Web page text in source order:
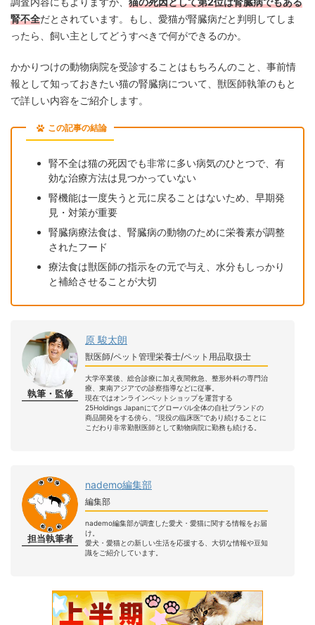
腎不全だとされています。もし、愛猫が腎臓病だと判明してしま
ったら、飼い主としてどうすべきで何ができるのか。
かかりつけの動物病院を受診することはもちろんのこと、事前情
報として知っておきたい猫の腎臓病について、獣医師執筆のもと
で詳しい内容をご紹介します。
この記事の結論
腎不全は猫の死因でも非常に多い病気のひとつで、有
効な治療方法は見つかっていない
腎機能は一度失うと元に戻ることはないため、早期発
見・対策が重要
腎臓病療法食は、腎臓病の動物のために栄養素が調整
されたフード
療法食は獣医師の指示をの元で与え、水分もしっかり
と補給させることが大切
執筆・監修
原 駿太朗
獣医師/ペット管理栄養士/ペット用品取扱士
大学卒業後、総合診療に加え夜間救急、整形外科の専門治
療、東南アジアでの診察指導などに従事。
現在ではオンラインペットショップを運営する
25Holdings Japanにてグローバル全体の自社ブランドの
商品開発をする傍ら、”現役の臨床医”であり続けることに
こだわり非常勤獣医師として動物病院に勤務も続ける。
担当執筆者
nademo編集部
編集部
nademo編集部が調査した愛犬・愛猫に関する情報をお届
け。
愛犬・愛猫との新しい生活を応援する、大切な情報や豆知
識をご紹介しています。